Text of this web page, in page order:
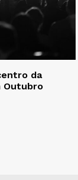
da
Outubro